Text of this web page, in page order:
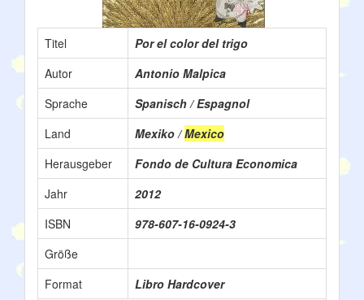
Titel
Por el color del trigo
Autor
Antonio Malpica
Sprache
Spanisch / Espagnol
Land
Mexiko /Mexico
Herausgeber
Fondo de Cultura Economica
Jahr
2012
ISBN
978-607-16-0924-3
Größe
Format
Libro Hardcover